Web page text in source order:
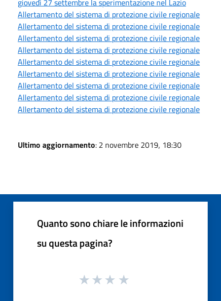
Allertamento del sistema di protezione civile regionale
Allertamento del sistema di protezione civile regionale
Allertamento del sistema di protezione civile regionale
Allertamento del sistema di protezione civile regionale
Allertamento del sistema di protezione civile regionale
Allertamento del sistema di protezione civile regionale
Allertamento del sistema di protezione civile regionale
Allertamento del sistema di protezione civile regionale
Allertamento del sistema di protezione civile regionale
Ultimo aggiornamento: 2 novembre 2019, 18:30
Quanto sono chiare le informazioni
su questa pagina?